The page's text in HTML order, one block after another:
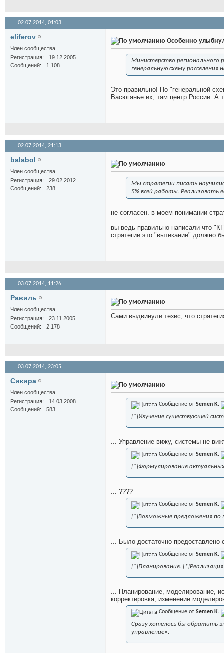
02.07.2014, 01:03
eliferov
Член сообщества
Регистрация
19.12.2005
Сообщений
1,108
Особенно
Министерство регионального
генеральную схему
Это правильно! По "генеральной
Васюганье их, там центр России.
02.07.2014, 21:13
balabol
Член сообщества
Регистрация
29.02.2012
Сообщений
238
Мы стратегии писать
5% всей работы. Реализовать
не согласен. в моем понимании
вы ведь правильно написали что
стратегии это "вытекание" должно
03.07.2014, 11:26
Равиль
Член сообщества
Регистрация
23.11.2005
Сообщений
2,178
Сами выдвинули тезис, что
03.07.2014, 23:05
Сикира
Член сообщества
Регистрация
14.03.2008
Сообщений
583
Сообщение от Semen K.
[*]Изучение существующей
... Управление вижу, системы не
Сообщение от Semen K.
[*]Формулирование
... ????
Сообщение от Semen K.
[*]Возможные предложения по
... Было достаточно предоставлено
Сообщение от Semen K.
[*]Планирование.
... Планирование, моделирование,
корректировка, изменение
Сообщение от Semen K.
Сразу хотелось бы обратить
управление».